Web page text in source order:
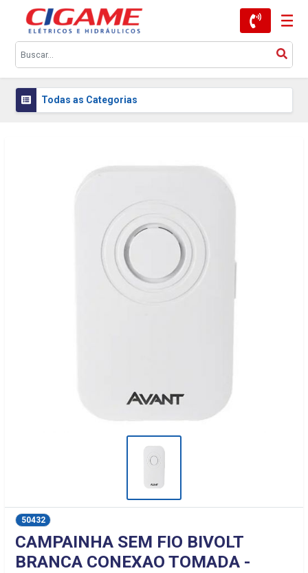
Todas as Categorias
50432
CAMPAINHA SEM FIO BIVOLT
BRANCA CONEXAO TOMADA -